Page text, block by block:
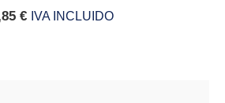
€ IVA INCLUIDO